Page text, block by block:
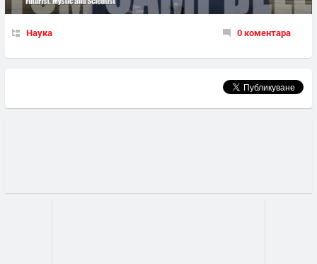
Наука 0 коментара